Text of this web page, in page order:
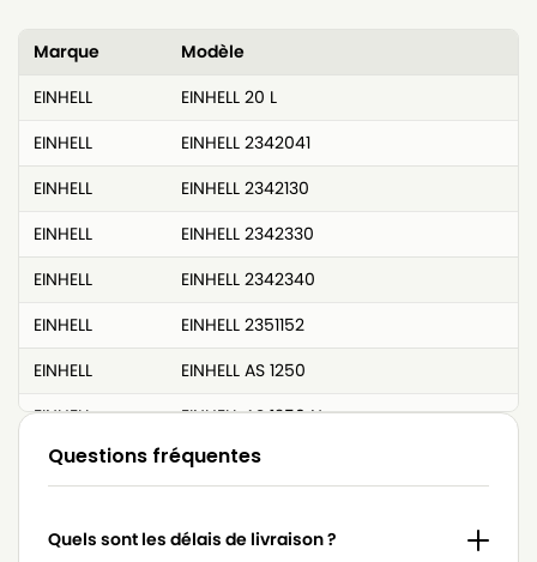
Marque
Modèle
EINHELL
EINHELL 20 L
EINHELL
EINHELL 2342041
EINHELL
EINHELL 2342130
EINHELL
EINHELL 2342330
EINHELL
EINHELL 2342340
EINHELL
EINHELL 2351152
EINHELL
EINHELL AS 1250
EINHELL
EINHELL AS 1250 N
EINHELL
EINHELL AS 1400 INOX
EINHELL
EINHELL BT-VC 1115
Questions fréquentes
Quels sont les délais de livraison ?